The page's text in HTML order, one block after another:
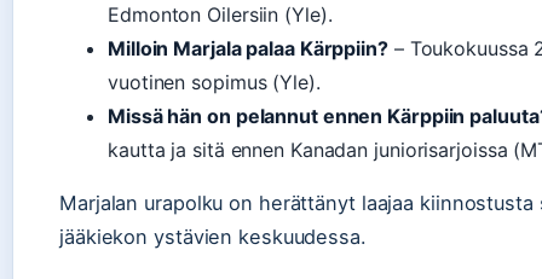
Edmonton Oilersiin (Yle).
Milloin Marjala palaa Kärppiin?– Toukokuussa
vuotinen sopimus (Yle).
Missä hän on pelannut ennen Kärppiin
kautta ja sitä ennen Kanadan juniorisarjoissa
Marjalan urapolku on herättänyt laajaa kiinnostusta
jääkiekon ystävien keskuudessa.